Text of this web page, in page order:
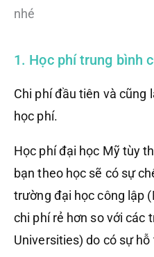
nhé
1. Học phí trung bình
Chi phí đầu tiên và cũng
học phí.
Học phí đại học Mỹ tùy
bạn theo học sẽ có sự
trường đại học công lập
chi phí rẻ hơn so với các
Universities) do có sự